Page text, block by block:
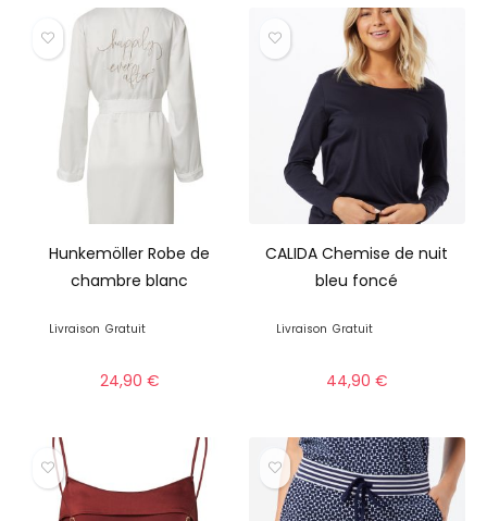
Hunkemöller Robe de
chambre blanc
Livraison Gratuit
24,90 €
CALIDA Chemise de nuit
bleu foncé
Livraison Gratuit
44,90 €